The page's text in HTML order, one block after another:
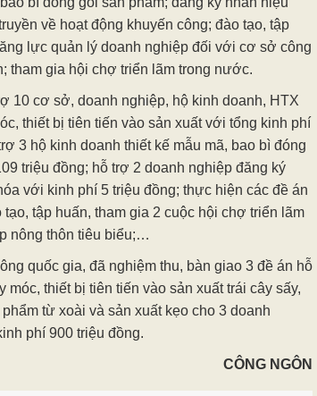
về hoạt động khuyến công; đào tạo, tập
lực quản lý doanh nghiệp đối với cơ sở công
tham gia hội chợ triển lãm trong nước.
10 cơ sở, doanh nghiệp, hộ kinh doanh, HTX
thiết bị tiên tiến vào sản xuất với tổng kinh phí
3 hộ kinh doanh thiết kế mẫu mã, bao bì đóng
triệu đồng; hỗ trợ 2 doanh nghiệp đăng ký
với kinh phí 5 triệu đồng; thực hiện các đề án
tạo, tập huấn, tham gia 2 cuộc hội chợ triển lãm
nông thôn tiêu biểu;…
quốc gia, đã nghiệm thu, bàn giao 3 đề án hỗ
móc, thiết bị tiên tiến vào sản xuất trái cây sấy,
từ xoài và sản xuất kẹo cho 3 doanh
phí 900 triệu đồng.
CÔNG NGÔN